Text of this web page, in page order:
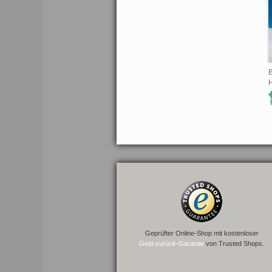
Geprüfter Online-Shop mit kostenloser
Geld-zurück-Garantie von Trusted Shops.